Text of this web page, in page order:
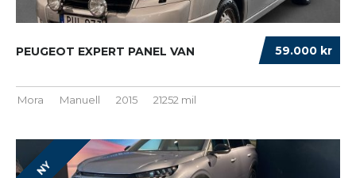
59.000 kr
PEUGEOT EXPERT PANEL VAN
Mora Manuell 2015 21252 mil
NY